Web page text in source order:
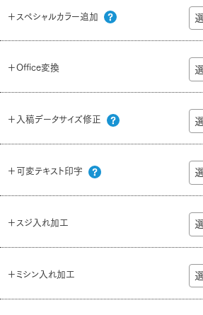
＋スペシャルカラー追加
＋Office変換
＋入稿データサイズ修正
＋可変テキスト印字
＋スジ入れ加工
＋ミシン入れ加工